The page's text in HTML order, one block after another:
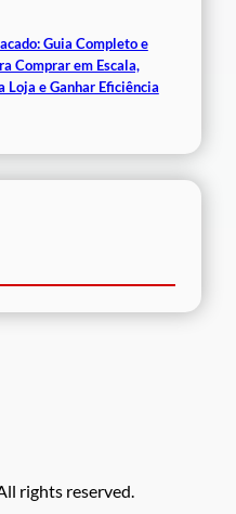
Guia Completo e
Comprar em Escala,
Loja e Ganhar Eficiência
rights reserved.